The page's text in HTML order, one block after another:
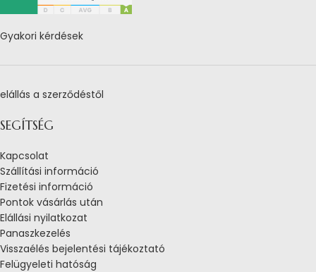
Gyakori kérdések
elállás a szerződéstől
SEGÍTSÉG
Kapcsolat
Szállítási információ
Fizetési információ
Pontok vásárlás után
Elállási nyilatkozat
Panaszkezelés
Visszaélés bejelentési tájékoztató
Felügyeleti hatóság